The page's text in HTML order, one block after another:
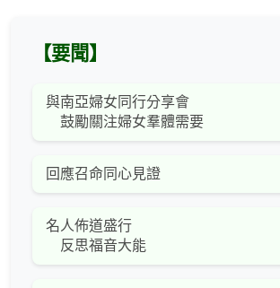
【要聞】
與南亞婦女同行分享會
鼓勵關注婦女羣體需要
回應召命同心見證
名人佈道盛行
反思福音大能